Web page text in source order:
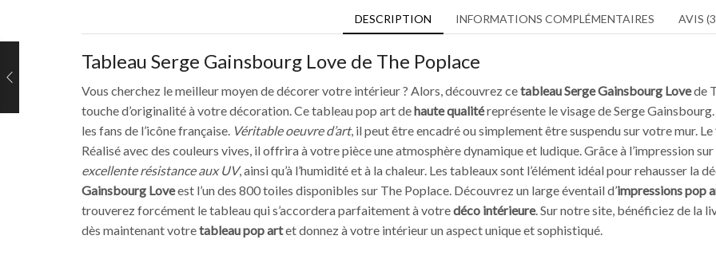
DESCRIPTION INFORMATIONS COMPLÉMENTAIRES AVIS
Tableau Serge Gainsbourg Love de The Poplace
Vous cherchez le meilleur moyen de décorer votre intérieur ? Alors, découvrez cetableau Serge Gainsbourg Lovede
touche d’originalité à votre décoration. Ce tableau pop art dehaute qualitéreprésente le visage de Serge
les fans de l’icône française. Véritable oeuvre d’art, il peut être encadré ou simplement être suspendu sur votre mur. Le
Réalisé avec des couleurs vives, il offrira à votre pièce une atmosphère dynamique et ludique. Grâce à l’impression
excellente résistance aux UV, ainsi qu’à l’humidité et à la chaleur. Les tableaux sont l’élément idéal pour rehausser la
Gainsbourg Loveest l’un des 800 toiles disponibles sur The Poplace. Découvrez un large éventail d’impressions pop
trouverez forcément le tableau qui s’accordera parfaitement à votredéco intérieure. Sur notre site, bénéficiez de la
dès maintenant votretableau pop artet donnez à votre intérieur un aspect unique et sophistiqué.